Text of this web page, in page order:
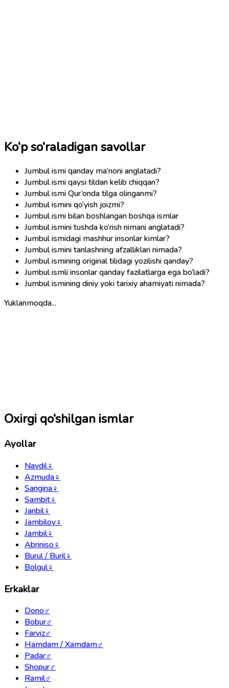
Ko‘p so‘raladigan savollar
Jumbul ismi qanday ma’noni anglatadi?
Jumbul ismi qaysi tildan kelib chiqqan?
Jumbul ismi Qur’onda tilga olinganmi?
Jumbul ismini qo‘yish joizmi?
Jumbul ismi bilan boshlangan boshqa ismlar
Jumbul ismini tushda ko‘rish nimani anglatadi?
Jumbul ismidagi mashhur insonlar kimlar?
Jumbul ismini tanlashning afzalliklari nimada?
Jumbul ismining original tilidagi yozilishi qanday?
Jumbul ismli insonlar qanday fazilatlarga ega bo‘ladi?
Jumbul ismining diniy yoki tarixiy ahamiyati nimada?
Yuklanmoqda...
Oxirgi qo‘shilgan ismlar
Ayollar
Navdil♀
Azmuda♀
Sangina♀
Sambit♀
Janbil♀
Jambiloy♀
Jambil♀
Abriniso♀
Burul / Buril♀
Bolgul♀
Erkaklar
Dono♂
Bobur♂
Farviz♂
Hamdam / Xamdam♂
Padar♂
Shopur♂
Ramil♂